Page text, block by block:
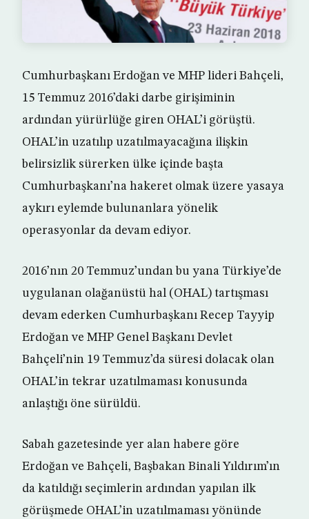
Cumhurbaşkanı Erdoğan ve MHP lideri Bahçeli,
15 Temmuz 2016’daki darbe girişiminin
ardından yürürlüğe giren OHAL’i görüştü.
OHAL’in uzatılıp uzatılmayacağına ilişkin
belirsizlik sürerken ülke içinde başta
Cumhurbaşkanı’na hakeret olmak üzere yasaya
aykırı eylemde bulunanlara yönelik
operasyonlar da devam ediyor.
2016’nın 20 Temmuz’undan bu yana Türkiye’de
uygulanan olağanüstü hal (OHAL) tartışması
devam ederken Cumhurbaşkanı Recep Tayyip
Erdoğan ve MHP Genel Başkanı Devlet
Bahçeli’nin 19 Temmuz’da süresi dolacak olan
OHAL’in tekrar uzatılmaması konusunda
anlaştığı öne sürüldü.
Sabah gazetesinde yer alan habere göre
Erdoğan ve Bahçeli, Başbakan Binali Yıldırım’ın
da katıldığı seçimlerin ardından yapılan ilk
görüşmede OHAL’in uzatılmaması yönünde